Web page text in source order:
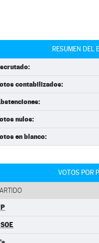
RESUMEN DEL
contabilizados:
nulos:
en blanco:
VOTOS POR